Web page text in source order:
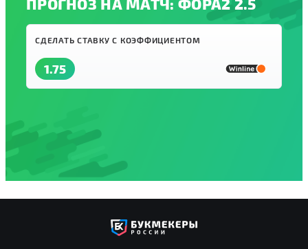
СДЕЛАТЬ СТАВКУ С КОЭФФИЦИЕНТОМ
1.75